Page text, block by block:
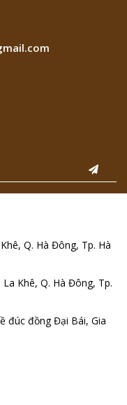
Q. Hà Đông, Tp. Hà
Khê, Q. Hà Đông, Tp.
đúc đồng Đại Bái, Gia